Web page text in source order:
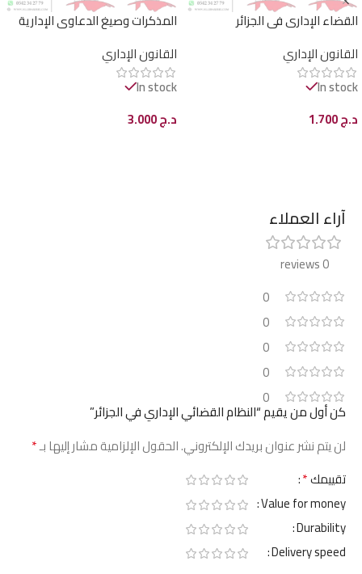
القضاء الإداري في الجزائر
القانون الإداري
In stock
د.ج
المذكرات وصيغ الدعاوى الإدارية
الدولة
القانون الإداري
In stock
د.ج
آراء العملاء
0 reviews
0
0
0
0
0
كن أول من يقيم “النظام القضائي الإداري في الجزائر”
لن يتم نشر عنوان بريدك الإلكتروني.الحقول الإلزامية مشار إليها بـ*
تقييمك*
Value for money
Durability
Delivery speed